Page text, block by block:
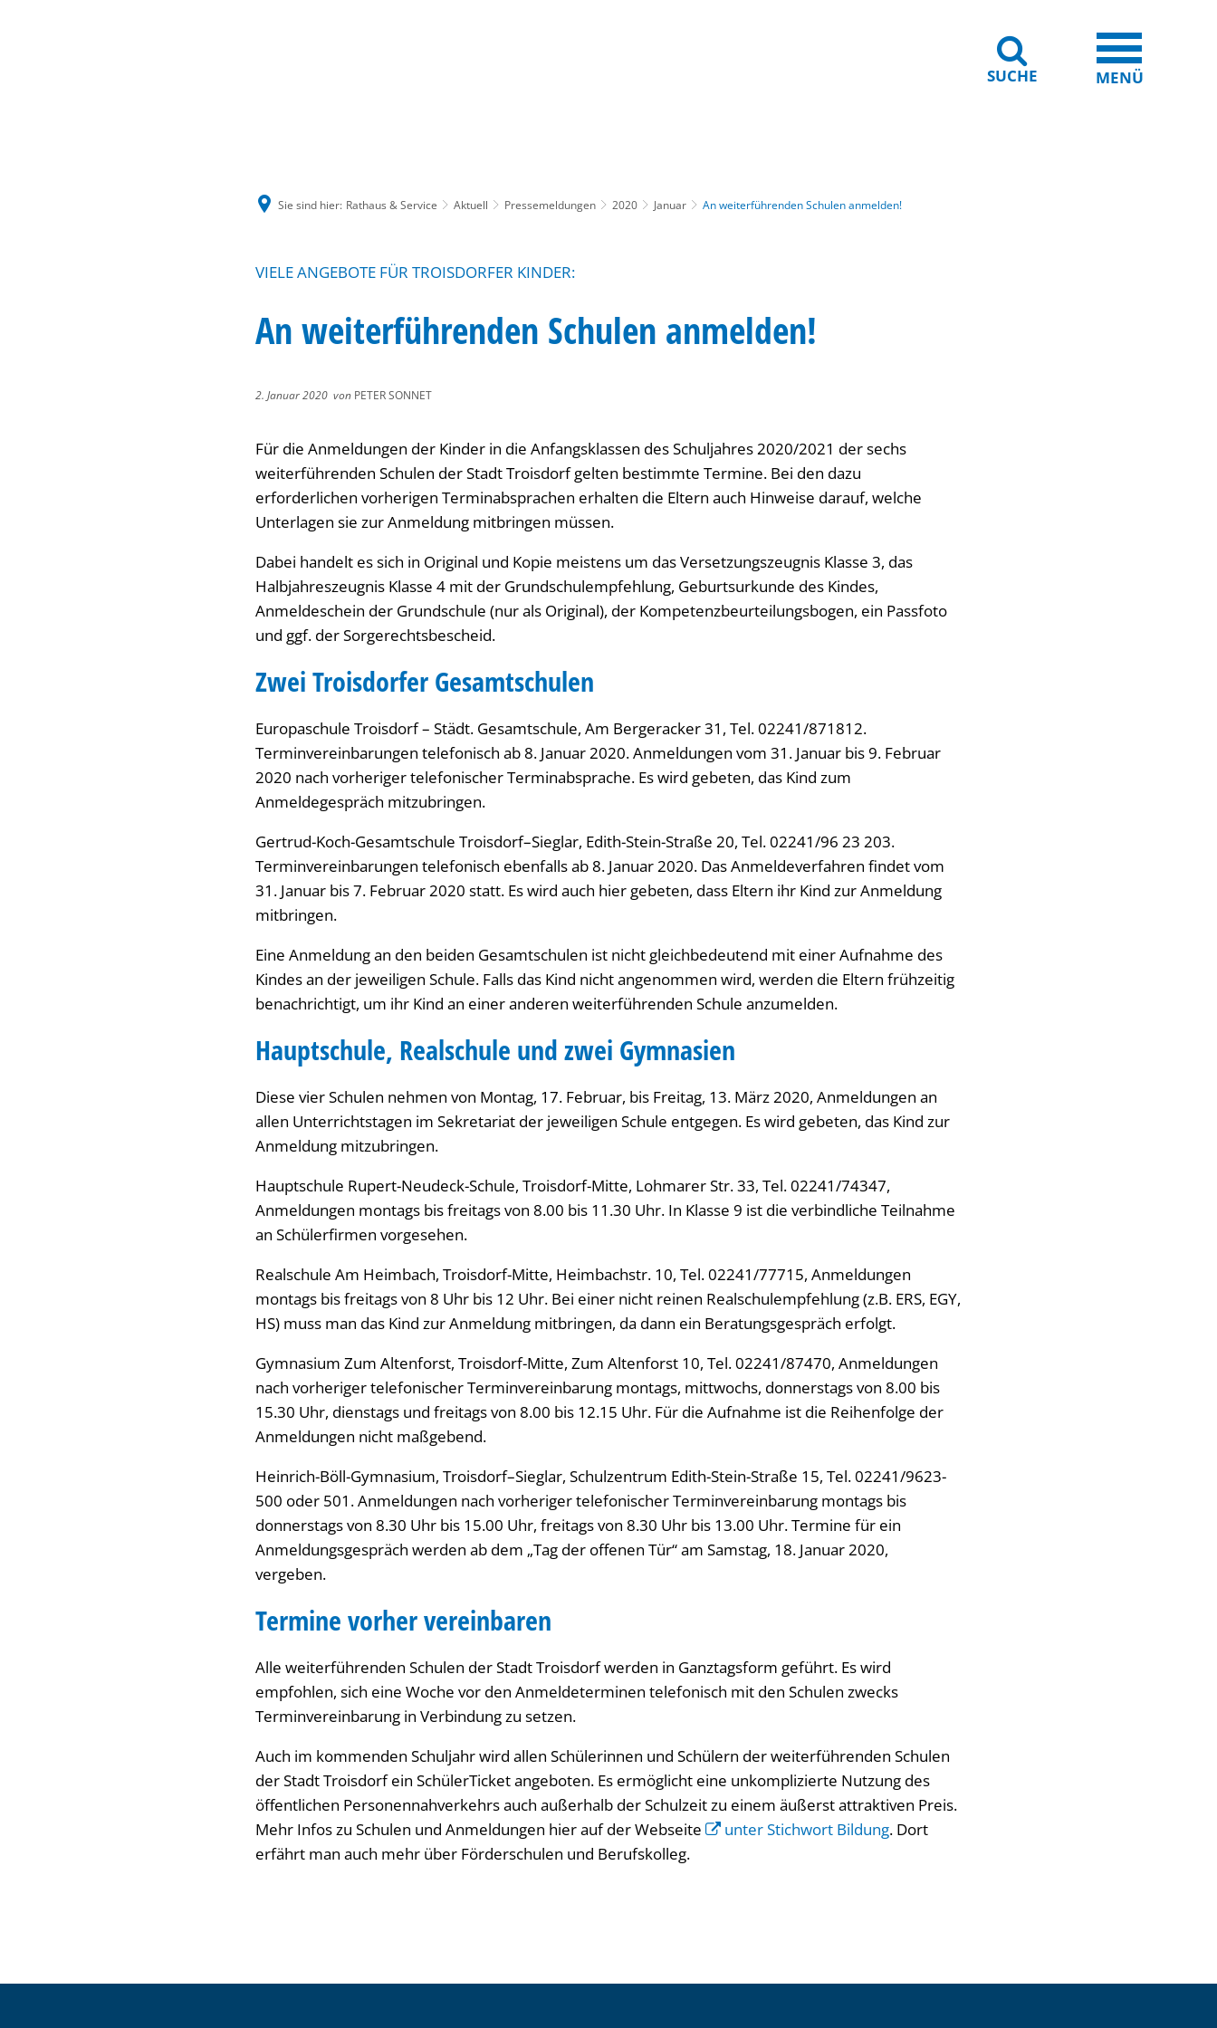
SUCHE MENÜ
Sie sind hier: Rathaus & Service Aktuell Pressemeldungen 2020 Januar An weiterführenden Schulen anmelden!
VIELE ANGEBOTE FÜR TROISDORFER KINDER:
An weiterführenden Schulen anmelden!
2. Januar 2020 von PETER SONNET
Für die Anmeldungen der Kinder in die Anfangsklassen des Schuljahres 2020/2021 der sechs
weiterführenden Schulen der Stadt Troisdorf gelten bestimmte Termine. Bei den dazu
erforderlichen vorherigen Terminabsprachen erhalten die Eltern auch Hinweise darauf, welche
Unterlagen sie zur Anmeldung mitbringen müssen.
Dabei handelt es sich in Original und Kopie meistens um das Versetzungszeugnis Klasse 3, das
Halbjahreszeugnis Klasse 4 mit der Grundschulempfehlung, Geburtsurkunde des Kindes,
Anmeldeschein der Grundschule (nur als Original), der Kompetenzbeurteilungsbogen, ein Passfoto
und ggf. der Sorgerechtsbescheid.
Zwei Troisdorfer Gesamtschulen
Europaschule Troisdorf – Städt. Gesamtschule, Am Bergeracker 31, Tel. 02241/871812.
Terminvereinbarungen telefonisch ab 8. Januar 2020. Anmeldungen vom 31. Januar bis 9. Februar
2020 nach vorheriger telefonischer Terminabsprache. Es wird gebeten, das Kind zum
Anmeldegespräch mitzubringen.
Gertrud-Koch-Gesamtschule Troisdorf–Sieglar, Edith-Stein-Straße 20, Tel. 02241/96 23 203.
Terminvereinbarungen telefonisch ebenfalls ab 8. Januar 2020. Das Anmeldeverfahren findet vom
31. Januar bis 7. Februar 2020 statt. Es wird auch hier gebeten, dass Eltern ihr Kind zur Anmeldung
mitbringen.
Eine Anmeldung an den beiden Gesamtschulen ist nicht gleichbedeutend mit einer Aufnahme des
Kindes an der jeweiligen Schule. Falls das Kind nicht angenommen wird, werden die Eltern frühzeitig
benachrichtigt, um ihr Kind an einer anderen weiterführenden Schule anzumelden.
Hauptschule, Realschule und zwei Gymnasien
Diese vier Schulen nehmen von Montag, 17. Februar, bis Freitag, 13. März 2020, Anmeldungen an
allen Unterrichtstagen im Sekretariat der jeweiligen Schule entgegen. Es wird gebeten, das Kind zur
Anmeldung mitzubringen.
Hauptschule Rupert-Neudeck-Schule, Troisdorf-Mitte, Lohmarer Str. 33, Tel. 02241/74347,
Anmeldungen montags bis freitags von 8.00 bis 11.30 Uhr. In Klasse 9 ist die verbindliche Teilnahme
an Schülerfirmen vorgesehen.
Realschule Am Heimbach, Troisdorf-Mitte, Heimbachstr. 10, Tel. 02241/77715, Anmeldungen
montags bis freitags von 8 Uhr bis 12 Uhr. Bei einer nicht reinen Realschulempfehlung (z.B. ERS, EGY,
HS) muss man das Kind zur Anmeldung mitbringen, da dann ein Beratungsgespräch erfolgt.
Gymnasium Zum Altenforst, Troisdorf-Mitte, Zum Altenforst 10, Tel. 02241/87470, Anmeldungen
nach vorheriger telefonischer Terminvereinbarung montags, mittwochs, donnerstags von 8.00 bis
15.30 Uhr, dienstags und freitags von 8.00 bis 12.15 Uhr. Für die Aufnahme ist die Reihenfolge der
Anmeldungen nicht maßgebend.
Heinrich-Böll-Gymnasium, Troisdorf–Sieglar, Schulzentrum Edith-Stein-Straße 15, Tel. 02241/9623-
500 oder 501. Anmeldungen nach vorheriger telefonischer Terminvereinbarung montags bis
donnerstags von 8.30 Uhr bis 15.00 Uhr, freitags von 8.30 Uhr bis 13.00 Uhr. Termine für ein
Anmeldungsgespräch werden ab dem „Tag der offenen Tür“ am Samstag, 18. Januar 2020,
vergeben.
Termine vorher vereinbaren
Alle weiterführenden Schulen der Stadt Troisdorf werden in Ganztagsform geführt. Es wird
empfohlen, sich eine Woche vor den Anmeldeterminen telefonisch mit den Schulen zwecks
Terminvereinbarung in Verbindung zu setzen.
Auch im kommenden Schuljahr wird allen Schülerinnen und Schülern der weiterführenden Schulen
der Stadt Troisdorf ein SchülerTicket angeboten. Es ermöglicht eine unkomplizierte Nutzung des
öffentlichen Personennahverkehrs auch außerhalb der Schulzeit zu einem äußerst attraktiven Preis.
Mehr Infos zu Schulen und Anmeldungen hier auf der Webseite
unter Stichwort Bildung. Dort
erfährt man auch mehr über Förderschulen und Berufskolleg.